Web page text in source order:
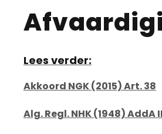
Lees verder:
Akkoord NGK (2015) Art. 38
Alg. Regl. NHK (1948) AddA II